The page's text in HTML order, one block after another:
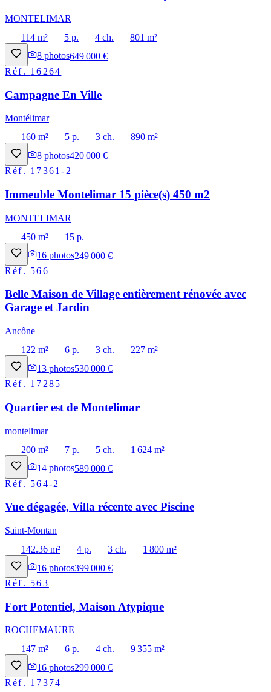
MONTELIMAR
114 m²
5 p. 4 ch.
801 m²
8 photos649 000 €
Réf. 16264
Campagne En Ville
Montélimar
160 m²
5 p. 3 ch.
890 m²
8 photos420 000 €
Réf. 17361-2
Immeuble Montelimar 15 pièce(s) 450 m2
MONTELIMAR
450 m²
15 p.
16 photos249 000 €
Réf. 566
Belle Maison de Village entièrement rénovée avec
Garage et Jardin
Ancône
122 m²
6 p. 3 ch.
227 m²
13 photos530 000 €
Réf. 17285
Quartier est de Montelimar
montelimar
200 m²
7 p. 5 ch.
1 624 m²
14 photos589 000 €
Réf. 564-2
Vue dégagée, Villa récente avec Piscine
Saint-Montan
142.36 m²
4 p. 3 ch.
1 800 m²
16 photos399 000 €
Réf. 563
Fort Potentiel, Maison Atypique
ROCHEMAURE
147 m²
6 p. 4 ch.
9 355 m²
16 photos299 000 €
Réf. 17374